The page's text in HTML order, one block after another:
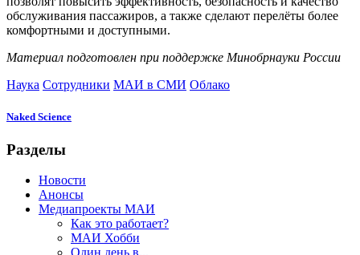
обслуживания пассажиров, а также сделают перелёты более
комфортными и доступными.
Материал подготовлен при поддержке Минобрнауки России
Наука Сотрудники МАИ в СМИ Облако
Naked Science
Разделы
Новости
Анонсы
Медиапроекты МАИ
Как это работает?
МАИ Хобби